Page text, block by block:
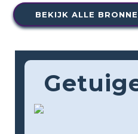
BEKIJK ALLE